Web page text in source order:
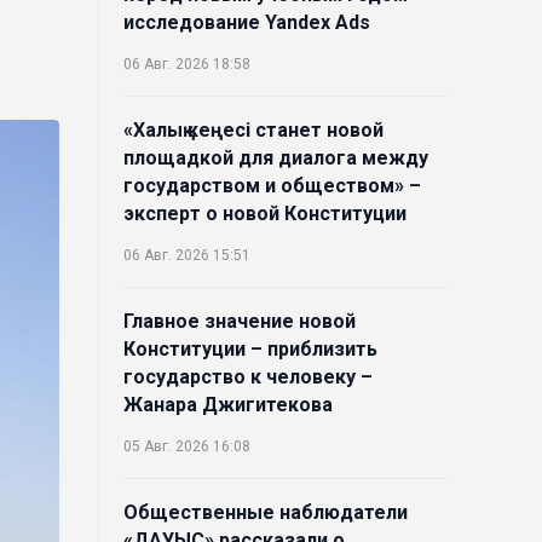
исследование Yandex Ads
06 Авг. 2026 18:58
«Халық кеңесі станет новой
площадкой для диалога между
государством и обществом» –
эксперт о новой Конституции
06 Авг. 2026 15:51
Главное значение новой
Конституции – приблизить
государство к человеку –
Жанара Джигитекова
05 Авг. 2026 16:08
Общественные наблюдатели